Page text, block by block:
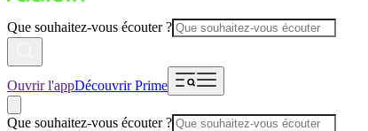
Que souhaitez-vous écouter ?
Ouvrir l'appDécouvrir Prime
Que souhaitez-vous écouter ?